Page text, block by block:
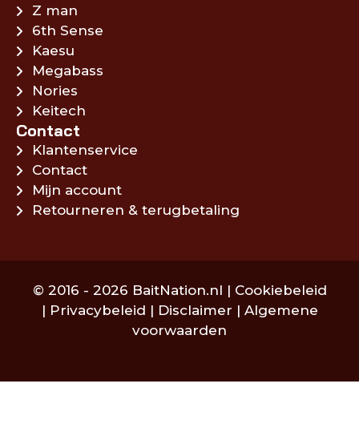
Z man
6th Sense
Kaesu
Megabass
Nories
Keitech
Contact
Klantenservice
Contact
Mijn account
Retourneren & terugbetaling
© 2016 - 2026 BaitNation.nl | Cookiebeleid
| Privacybeleid | Disclaimer | Algemene
voorwaarden